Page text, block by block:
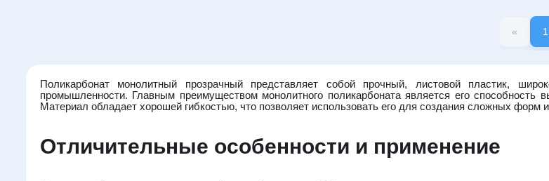
« 1
Поликарбонат монолитный прозрачный представляет собой прочный, листовой пластик,
промышленности. Главным преимуществом монолитного поликарбоната является его
Материал обладает хорошей гибкостью, что позволяет использовать его для создания сложных форм
Отличительные особенности и применение